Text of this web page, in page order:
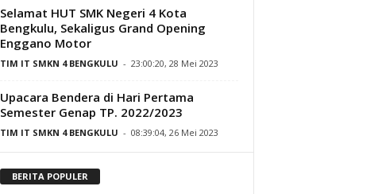
Selamat HUT SMK Negeri 4 Kota
Bengkulu, Sekaligus Grand Opening
Enggano Motor
TIM IT SMKN 4 BENGKULU - 23:00:20, 28 Mei 2023
Upacara Bendera di Hari Pertama
Semester Genap TP. 2022/2023
TIM IT SMKN 4 BENGKULU - 08:39:04, 26 Mei 2023
BERITA POPULER